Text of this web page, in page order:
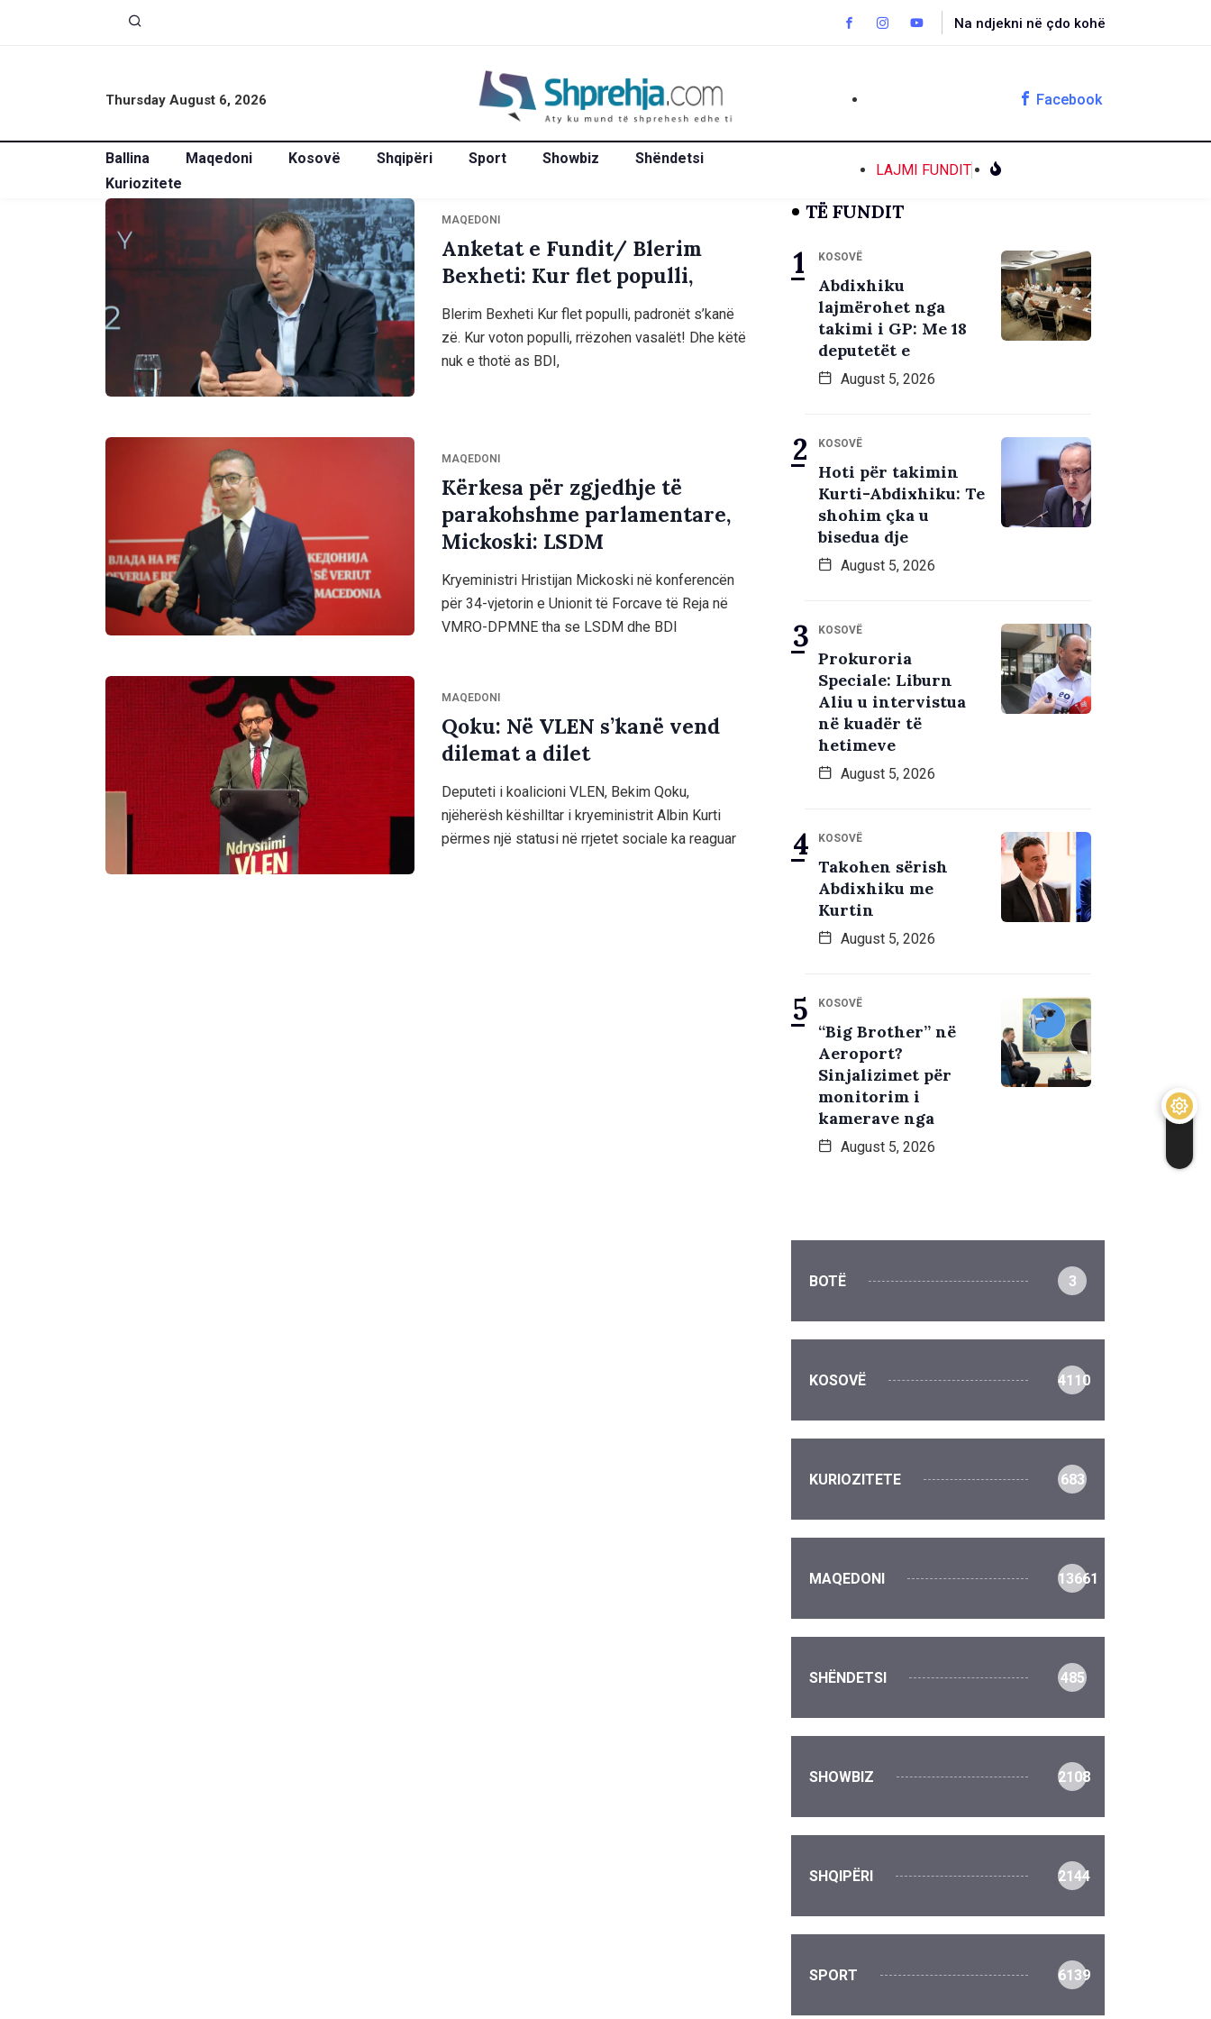
Na ndjekni në çdo kohë
Thursday August 6, 2026 Facebook
Ballina Maqedoni Kosovë Shqipëri Sport Showbiz
Shëndetsi
Kuriozitete
LAJMI FUNDIT
MAQEDONI
Anketat e Fundit/ Blerim
Bexheti: Kur flet populli,
Blerim Bexheti Kur flet populli, padronët s’kanë
zë. Kur voton populli, rrëzohen vasalët! Dhe këtë
nuk e thotë as BDI,
MAQEDONI
Kërkesa për zgjedhje të
parakohshme parlamentare,
Mickoski: LSDM
Kryeministri Hristijan Mickoski në konferencën
për 34-vjetorin e Unionit të Forcave të Reja në
VMRO-DPMNE tha se LSDM dhe BDI
MAQEDONI
Qoku: Në VLEN s’kanë vend
dilemat a dilet
Deputeti i koalicioni VLEN, Bekim Qoku,
njëherësh këshilltar i kryeministrit Albin Kurti
përmes një statusi në rrjetet sociale ka reaguar
TË FUNDIT
KOSOVË
Abdixhiku
lajmërohet nga
takimi i GP: Me 18
deputetët e
August 5, 2026
KOSOVË
Hoti për takimin
Kurti-Abdixhiku: Te
shohim çka u
bisedua dje
August 5, 2026
KOSOVË
Prokuroria
Speciale: Liburn
Aliu u intervistua
në kuadër të
hetimeve
August 5, 2026
KOSOVË
Takohen sërish
Abdixhiku me
Kurtin
August 5, 2026
KOSOVË
“Big Brother” në
Aeroport?
Sinjalizimet për
monitorim i
kamerave nga
August 5, 2026
BOTË 3
KOSOVË 4110
KURIOZITETE 683
MAQEDONI 13661
SHËNDETSI 485
SHOWBIZ 2108
SHQIPËRI 2144
SPORT 6139